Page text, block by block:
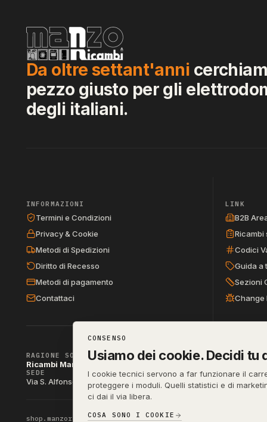
Da oltre settant'anni
pezzo giusto per gli
degli italiani.
INFORMAZIONI
Termini e Condizioni
Privacy & Cookie
Metodi di Spedizioni
Diritto di Recesso
Metodi di pagamento
Contattaci
LINK
B2B
Ricambi
Codici
Guida a
Sezioni
Change
RAGIONE SOCIALE
Ricambi Manzo di Manzo dott.ssa Raffaella & C. s.a.s.
SEDE
Via S. Alfonso Maria de Liguori 52, 80141 Napoli (NA)
P. IVA
shop.manzoricambi.it©2001 – 2026
CONSENSO
Usiamo dei cookie. Decidi tu
I cookie tecnici servono a far funzionare il
proteggere i moduli. Quelli statistici e di
ci dai il via libera.
COSA SONO I COOKIE